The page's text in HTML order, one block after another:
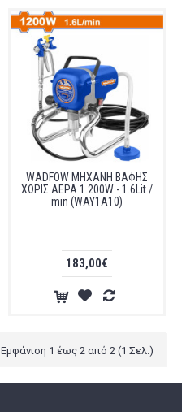
WADFOW ΜΗΧΑΝΗ ΒΑΦΗΣ
ΧΩΡΙΣ ΑΕΡΑ 1.200W - 1.6Lit /
min (WAY1A10)
183,00€
Εμφάνιση 1 έως 2 από 2 (1 Σελ.)